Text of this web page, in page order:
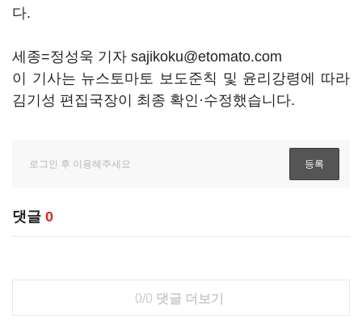
다.
세종=정성욱 기자 sajikoku@etomato.com
이 기사는 뉴스토마토 보도준칙 및 윤리강령에 따라
김기성 편집국장이 최종 확인·수정했습니다.
댓글 0
0/0 댓글 더보기